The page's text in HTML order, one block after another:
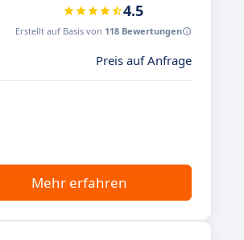
4.5
Erstellt auf Basis von 118 Bewertungen
Preis auf Anfrage
Mehr erfahren